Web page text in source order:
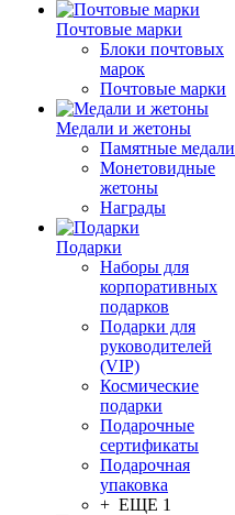
Почтовые марки
Блоки почтовых
марок
Почтовые марки
Медали и жетоны
Памятные медали
Монетовидные
жетоны
Награды
Подарки
Наборы для
корпоративных
подарков
Подарки для
руководителей
(VIP)
Космические
подарки
Подарочные
сертификаты
Подарочная
упаковка
+ ЕЩЕ 1